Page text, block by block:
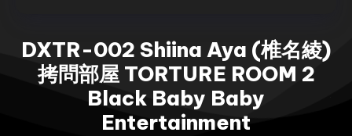
DXTR-002 Shiina Aya (椎名綾)
拷問部屋 TORTURE ROOM 2
Black Baby Baby
Entertainment